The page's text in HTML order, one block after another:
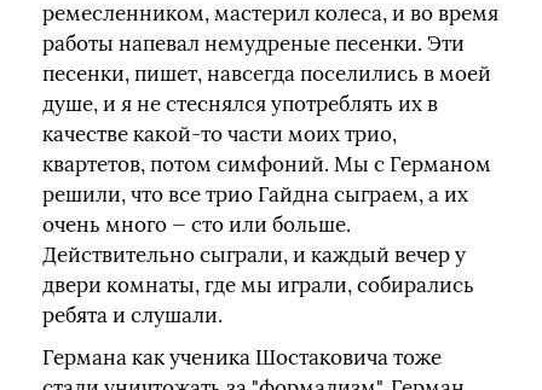
ремесленником, мастерил колеса, и во время
работы напевал немудреные песенки. Эти
песенки, пишет, навсегда поселились в моей
душе, и я не стеснялся употреблять их в
качестве какой-то части моих трио,
квартетов, потом симфоний. Мы с Германом
решили, что все трио Гайдна сыграем, а их
очень много — сто или больше.
Действительно сыграли, и каждый вечер у
двери комнаты, где мы играли, собирались
ребята и слушали.
Германа как ученика Шостаковича тоже